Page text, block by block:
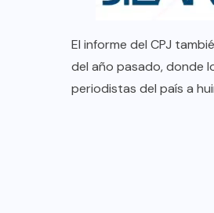
El informe del CPJ
del año pasado, donde
periodistas del país a